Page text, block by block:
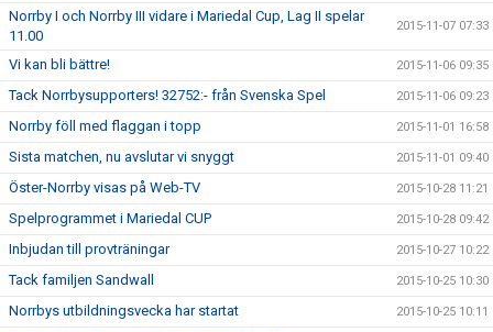
Norrby I och Norrby III vidare i Mariedal Cup, Lag II spelar
11.00
2015-11-07 07:33
Vi kan bli bättre! 2015-11-06 09:35
Tack Norrbysupporters! 32752:- från Svenska Spel 2015-11-06 09:23
Norrby föll med flaggan i topp 2015-11-01 16:58
Sista matchen, nu avslutar vi snyggt 2015-11-01 09:40
Öster-Norrby visas på Web-TV 2015-10-28 11:21
Spelprogrammet i Mariedal CUP 2015-10-28 09:42
Inbjudan till provträningar 2015-10-27 10:22
Tack familjen Sandwall 2015-10-25 10:30
Norrbys utbildningsvecka har startat 2015-10-25 10:11